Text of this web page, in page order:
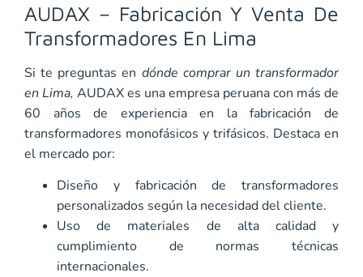
AUDAX – Fabricación Y Venta De
Transformadores En Lima
Si te preguntas en dónde comprar un transformador
en Lima, AUDAX es una empresa peruana con más de
60 años de experiencia en la fabricación de
transformadores monofásicos y trifásicos. Destaca en
el mercado por:
Diseño y fabricación de transformadores
personalizados según la necesidad del cliente.
Uso de materiales de alta calidad y
cumplimiento de normas técnicas
internacionales.